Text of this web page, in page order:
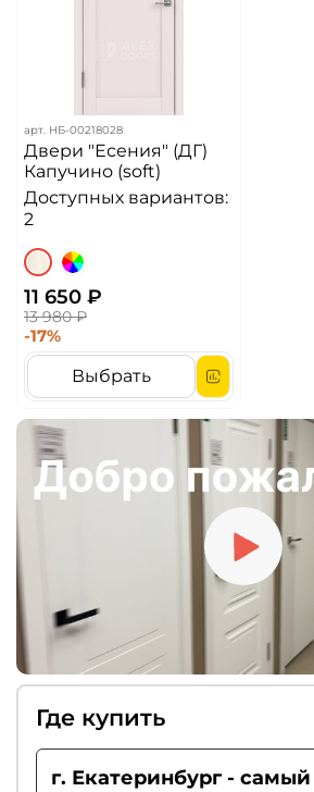
арт. НБ-00218028
Двери "Есения" (ДГ)
Капучино (soft)
Доступных вариантов:
2
11 650 ₽
13 980 ₽
-17%
Выбрать
Где купить
г. Екатеринбург -